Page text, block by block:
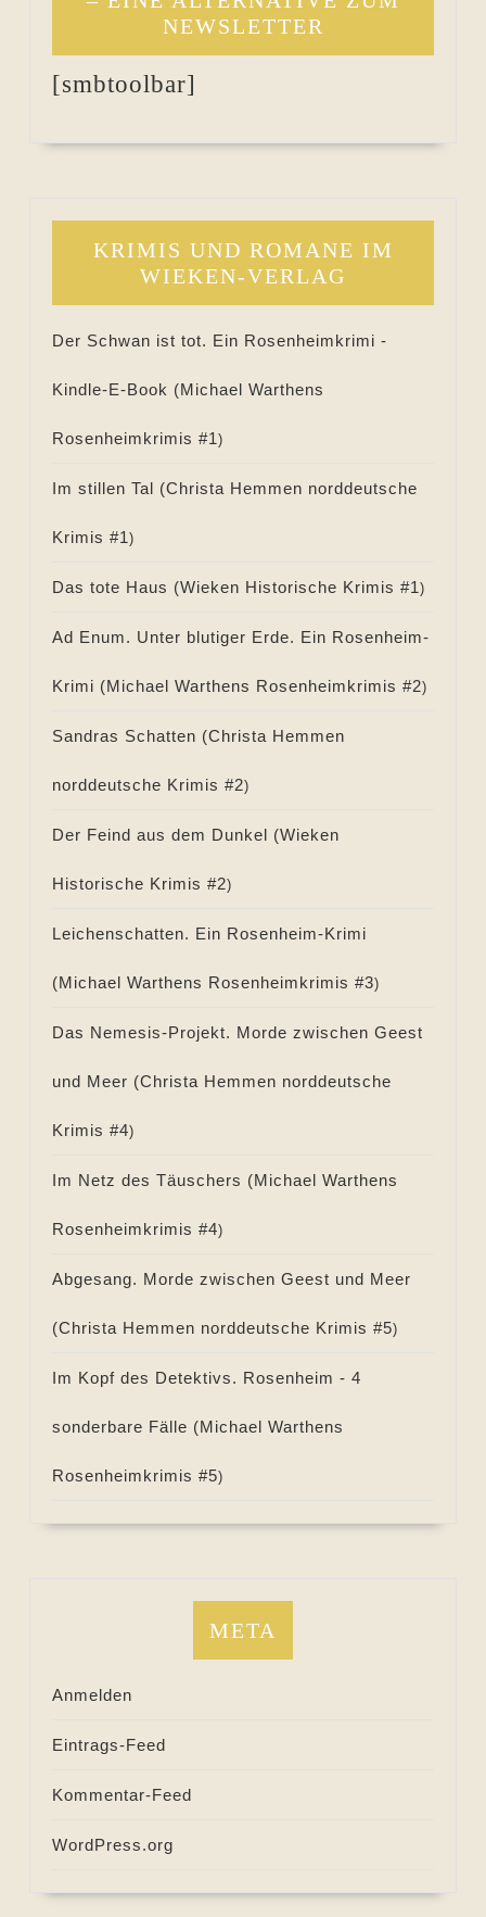
NEWSLETTER
[smbtoolbar]
KRIMIS UND ROMANE IM
WIEKEN-VERLAG
Der Schwan ist tot. Ein Rosenheimkrimi -
Kindle-E-Book (Michael Warthens
Rosenheimkrimis #1)
Im stillen Tal (Christa Hemmen norddeutsche
Krimis #1)
Das tote Haus (Wieken Historische Krimis #1)
Ad Enum. Unter blutiger Erde. Ein Rosenheim-
Krimi (Michael Warthens Rosenheimkrimis #2)
Sandras Schatten (Christa Hemmen
norddeutsche Krimis #2)
Der Feind aus dem Dunkel (Wieken
Historische Krimis #2)
Leichenschatten. Ein Rosenheim-Krimi
(Michael Warthens Rosenheimkrimis #3)
Das Nemesis-Projekt. Morde zwischen Geest
und Meer (Christa Hemmen norddeutsche
Krimis #4)
Im Netz des Täuschers (Michael Warthens
Rosenheimkrimis #4)
Abgesang. Morde zwischen Geest und Meer
(Christa Hemmen norddeutsche Krimis #5)
Im Kopf des Detektivs. Rosenheim - 4
sonderbare Fälle (Michael Warthens
Rosenheimkrimis #5)
META
Anmelden
Eintrags-Feed
Kommentar-Feed
WordPress.org